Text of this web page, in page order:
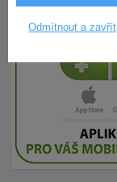
Odmítnout a zavřít